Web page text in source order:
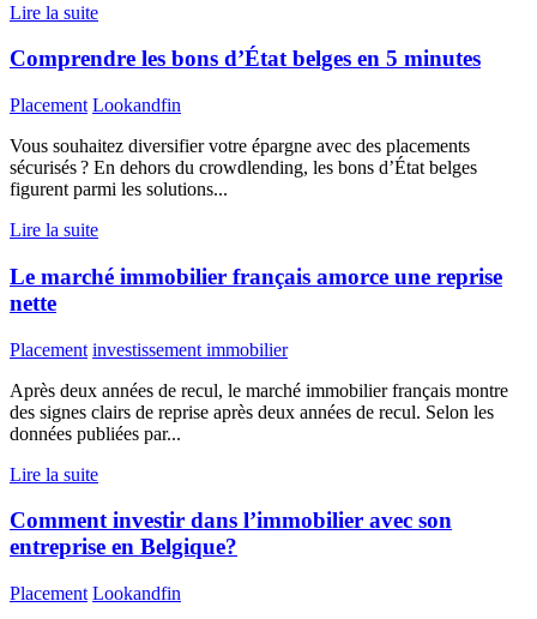
Lire la suite
Comprendre les bons d’État belges en 5 minutes
Placement Lookandfin
Vous souhaitez diversifier votre épargne avec des placements
sécurisés ? En dehors du crowdlending, les bons d’État belges
figurent parmi les solutions...
Lire la suite
Le marché immobilier français amorce une reprise
nette
Placement investissement immobilier
Après deux années de recul, le marché immobilier français montre
des signes clairs de reprise après deux années de recul. Selon les
données publiées par...
Lire la suite
Comment investir dans l’immobilier avec son
entreprise en Belgique?
Placement Lookandfin